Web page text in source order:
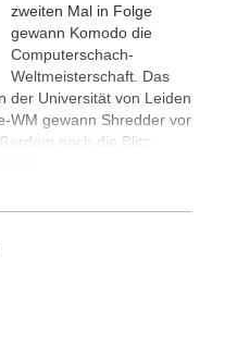
zweiten Mal in Folge
gewann Komodo die
Computerschach-
Weltmeisterschaft. Das
der Universität von Leiden
WM gewann Shredder vor
noch die Blitz-